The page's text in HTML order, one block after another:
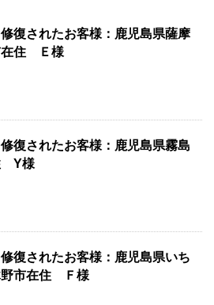
復されたお客様：鹿児島県薩摩
在住 Ｅ様
復されたお客様：鹿児島県霧島
Y様
復されたお客様：鹿児島県いち
野市在住 Ｆ様